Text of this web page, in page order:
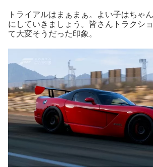
トライアルはまぁまぁ。よい子はちゃ
にしていきましょう。皆さんトラクシ
て大変そうだった印象。